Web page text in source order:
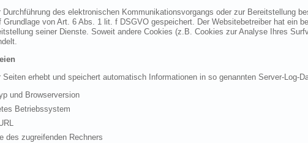
des elektronischen Kommunikationsvorgangs oder zur Bereitstellung
Grundlage von Art. 6 Abs. 1 lit. f DSGVO gespeichert. Der Websitebetreiber hat ein
seiner Dienste. Soweit andere Cookies (z.B. Cookies zur Analyse Ihres
Seiten erhebt und speichert automatisch Informationen in so genannten Server-
und Browserversion
Betriebssystem
des zugreifenden Rechners